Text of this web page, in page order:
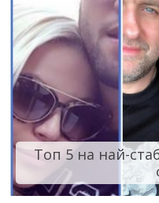
Топ 5 на най-